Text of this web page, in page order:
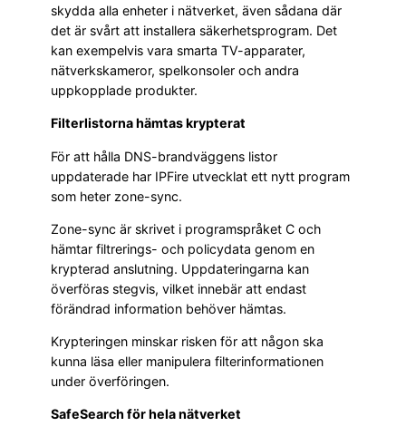
skydda alla enheter i nätverket, även sådana där
det är svårt att installera säkerhetsprogram. Det
kan exempelvis vara smarta TV-apparater,
nätverkskameror, spelkonsoler och andra
uppkopplade produkter.
Filterlistorna hämtas krypterat
För att hålla DNS-brandväggens listor
uppdaterade har IPFire utvecklat ett nytt program
som heter zone-sync.
Zone-sync är skrivet i programspråket C och
hämtar filtrerings- och policydata genom en
krypterad anslutning. Uppdateringarna kan
överföras stegvis, vilket innebär att endast
förändrad information behöver hämtas.
Krypteringen minskar risken för att någon ska
kunna läsa eller manipulera filterinformationen
under överföringen.
SafeSearch för hela nätverket